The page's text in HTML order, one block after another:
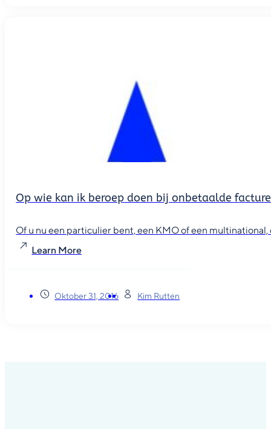
Op wie kan ik beroep doen bij onbetaalde
Of u nu een particulier bent, een KMO of een
Learn More
Oktober 31, 2016 Kim Rutten